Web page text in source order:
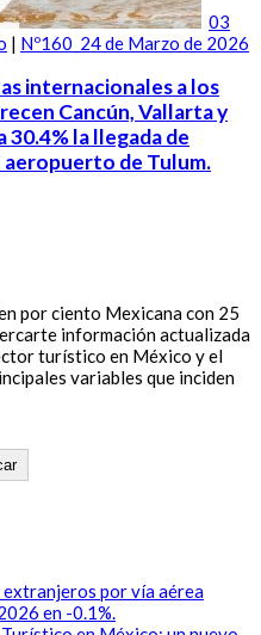
03
| Nº160_24 de Marzo de 2026
internacionales a los
Cancún, Vallarta y
30.4% la llegada de
de Tulum.
por ciento Mexicana con 25
información actualizada
turístico en México y el
variables que inciden
por vía aérea
en -0.1%.